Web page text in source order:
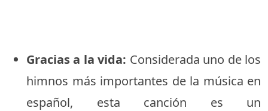
Gracias a la vida: Considerada uno de los
himnos más importantes de la música en
español, esta canción es un